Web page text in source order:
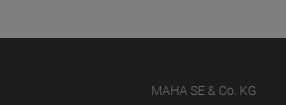
MAHA SE & Co. KG